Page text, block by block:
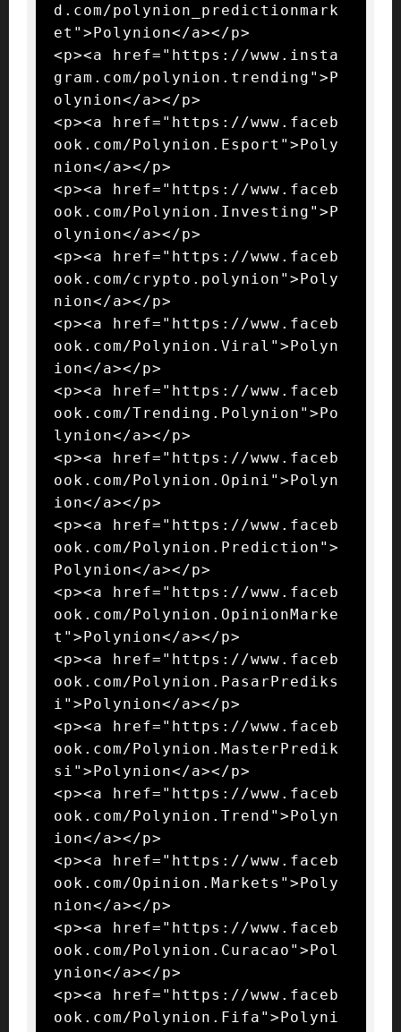
d.com/polynion_predictionmark
et">Polynion</a></p>
<p><a href="https://www.insta
gram.com/polynion.trending">P
olynion</a></p>
<p><a href="https://www.faceb
ook.com/Polynion.Esport">Poly
nion</a></p>
<p><a href="https://www.faceb
ook.com/Polynion.Investing">P
olynion</a></p>
<p><a href="https://www.faceb
ook.com/crypto.polynion">Poly
nion</a></p>
<p><a href="https://www.faceb
ook.com/Polynion.Viral">Polyn
ion</a></p>
<p><a href="https://www.faceb
ook.com/Trending.Polynion">Po
lynion</a></p>
<p><a href="https://www.faceb
ook.com/Polynion.Opini">Polyn
ion</a></p>
<p><a href="https://www.faceb
ook.com/Polynion.Prediction">
Polynion</a></p>
<p><a href="https://www.faceb
ook.com/Polynion.OpinionMarke
t">Polynion</a></p>
<p><a href="https://www.faceb
ook.com/Polynion.PasarPrediks
i">Polynion</a></p>
<p><a href="https://www.faceb
ook.com/Polynion.MasterPredik
si">Polynion</a></p>
<p><a href="https://www.faceb
ook.com/Polynion.Trend">Polyn
ion</a></p>
<p><a href="https://www.faceb
ook.com/Opinion.Markets">Poly
nion</a></p>
<p><a href="https://www.faceb
ook.com/Polynion.Curacao">Pol
ynion</a></p>
<p><a href="https://www.faceb
ook.com/Polynion.Fifa">Polyni